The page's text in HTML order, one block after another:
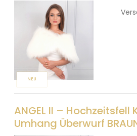
NEU
ANGEL II – Hochzeitsfell
Umhang Überwurf